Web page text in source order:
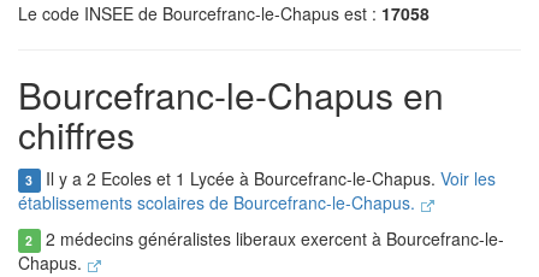
Le code INSEE de Bourcefranc-le-Chapus est : 17058
Bourcefranc-le-Chapus en
chiffres
3 Il y a 2 Ecoles et 1 Lycée à Bourcefranc-le-Chapus. Voir les
établissements scolaires de Bourcefranc-le-Chapus.
2 2 médecins généralistes liberaux exercent à Bourcefranc-le-
Chapus.